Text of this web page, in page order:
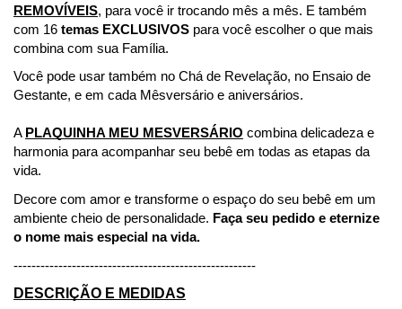
REMOVÍVEIS, para você ir trocando mês a mês. E também
com 16 temas EXCLUSIVOS para você escolher o que mais
combina com sua Família.
Você pode usar também no Chá de Revelação, no Ensaio de
Gestante, e em cada Mêsversário e aniversários.
A PLAQUINHA MEU MESVERSÁRIO combina delicadeza e
harmonia para acompanhar seu bebê em todas as etapas da
vida.
Decore com amor e transforme o espaço do seu bebê em um
ambiente cheio de personalidade. Faça seu pedido e eternize
o nome mais especial na vida.
------------------------------------------------------
DESCRIÇÃO E MEDIDAS